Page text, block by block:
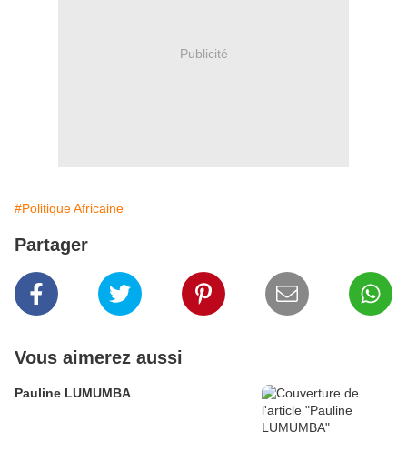
Publicité
#Politique Africaine
Partager
Vous aimerez aussi
Pauline LUMUMBA